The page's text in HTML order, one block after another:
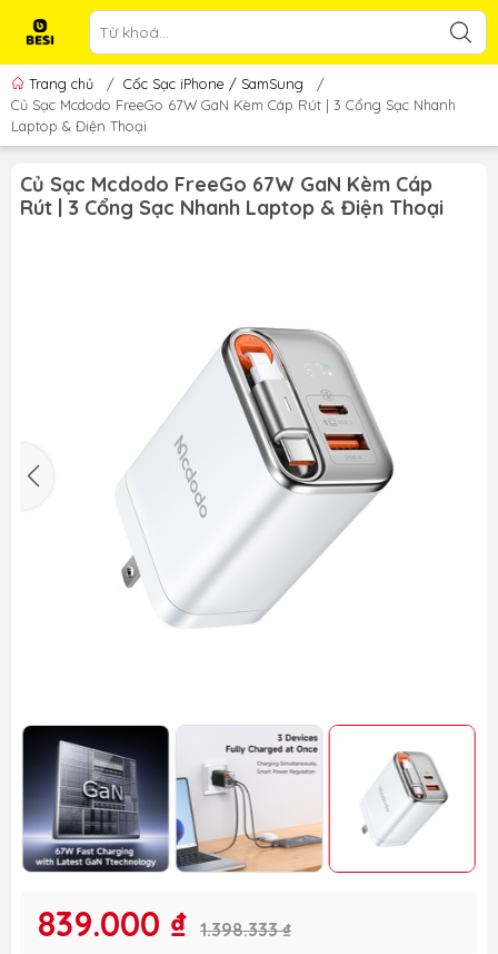
Trang chủ / Cốc Sạc iPhone / SamSung
/
Củ Sạc Mcdodo FreeGo 67W GaN Kèm Cáp Rút | 3 Cổng Sạc Nhanh
Laptop & Điện Thoại
Củ Sạc Mcdodo FreeGo 67W GaN Kèm Cáp
Rút | 3 Cổng Sạc Nhanh Laptop & Điện Thoại
839.000 ₫ 1.398.333 ₫